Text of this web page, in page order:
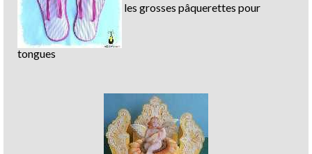
les grosses pâquerettes pour
tongues